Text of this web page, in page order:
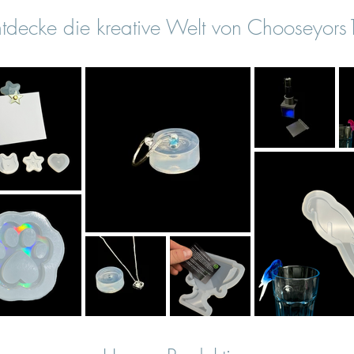
die kreative Welt von